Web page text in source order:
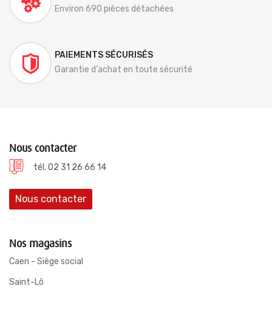
Environ 690 pièces détachées
PAIEMENTS SÉCURISÉS
Garantie d'achat en toute sécurité
Nous contacter
tél. 02 31 26 66 14
Nous contacter
Nos magasins
Caen - Siège social
Saint-Lô